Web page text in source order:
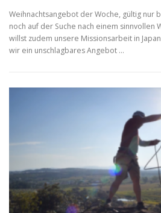
Weihnachtsangebot der Woche, gültig nur
noch auf der Suche nach einem sinnvollen
willst zudem unsere Missionsarbeit in
wir ein unschlagbares Angebot …